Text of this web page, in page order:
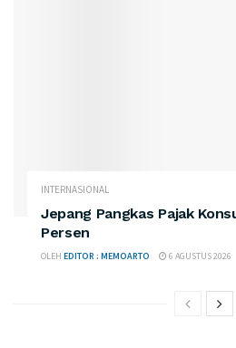
INTERNASIONAL
Jepang Pangkas Pajak
Persen
OLEH EDITOR : MEMOARTO 6 AGUSTUS 2026